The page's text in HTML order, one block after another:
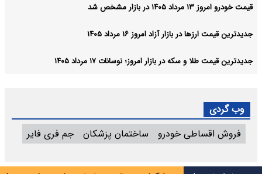
قیمت خودرو امروز ۱۳ مرداد ۱۴۰۵ در بازار مشخص شد
جدیدترین قیمت ارزها در بازار آزاد امروز ۱۶ مرداد ۱۴۰۵
جدیدترین قیمت طلا و سکه در بازار امروز؛ نوسانات ۱۷ مرداد ۱۴۰۵
وب گردی
فروش اقساطی خودرو
ساختمان پزشکان جم فری فایر